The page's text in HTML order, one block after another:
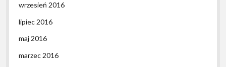
wrzesień 2016
lipiec 2016
maj 2016
marzec 2016